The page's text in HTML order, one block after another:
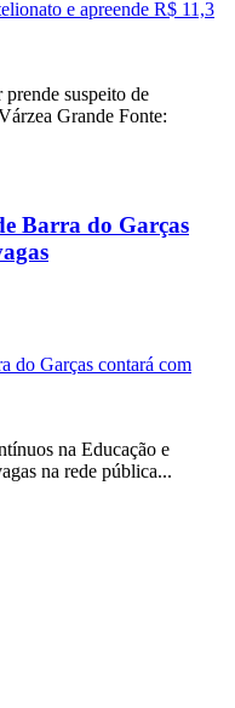
suspeito de
Grande Fonte:
Barra do Garças
na Educação e
na rede pública...